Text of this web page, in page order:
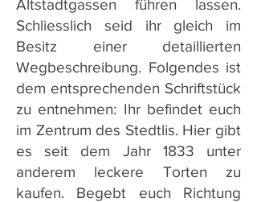
Altstadtgassen führen lassen.
Schliesslich seid ihr gleich im
Besitz einer detaillierten
Wegbeschreibung. Folgendes ist
dem entsprechenden Schriftstück
zu entnehmen: Ihr befindet euch
im Zentrum des Stedtlis. Hier gibt
es seit dem Jahr 1833 unter
anderem leckere Torten zu
kaufen. Begebt euch Richtung